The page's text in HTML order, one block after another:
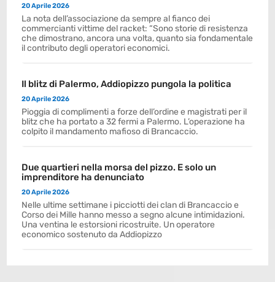
20 Aprile 2026
La nota dell’associazione da sempre al fianco dei
commercianti vittime del racket: “Sono storie di resistenza
che dimostrano, ancora una volta, quanto sia fondamentale
il contributo degli operatori economici.
Il blitz di Palermo, Addiopizzo pungola la politica
20 Aprile 2026
Pioggia di complimenti a forze dell’ordine e magistrati per il
blitz che ha portato a 32 fermi a Palermo. L’operazione ha
colpito il mandamento mafioso di Brancaccio.
Due quartieri nella morsa del pizzo. E solo un
imprenditore ha denunciato
20 Aprile 2026
Nelle ultime settimane i picciotti dei clan di Brancaccio e
Corso dei Mille hanno messo a segno alcune intimidazioni.
Una ventina le estorsioni ricostruite. Un operatore
economico sostenuto da Addiopizzo